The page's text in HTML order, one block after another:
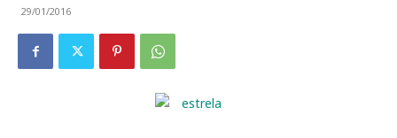
29/01/2016